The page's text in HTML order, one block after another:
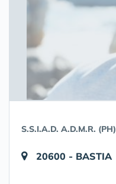
S.S.I.A.D. A.D.M.R. (PH)
20600 - BASTIA